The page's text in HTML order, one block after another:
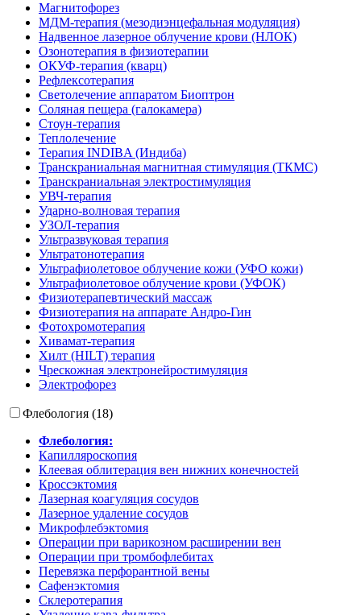
Магнитофорез
МДМ-терапия (мезодиэнцефальная модуляция)
Надвенное лазерное облучение крови (НЛОК)
Озонотерапия в физиотерапии
ОКУФ-терапия (кварц)
Рефлексотерапия
Светолечение аппаратом Биоптрон
Соляная пещера (галокамера)
Стоун-терапия
Теплолечение
Терапия INDIBA (Индиба)
Транскраниальная магнитная стимуляция (ТКМС)
Транскраниальная электростимуляция
УВЧ-терапия
Ударно-волновая терапия
УЗОЛ-терапия
Ультразвуковая терапия
Ультратонотерапия
Ультрафиолетовое облучение кожи (УФО кожи)
Ультрафиолетовое облучение крови (УФОК)
Физиотерапевтический массаж
Физиотерапия на аппарате Андро-Гин
Фотохромотерапия
Хивамат-терапия
Хилт (HILT) терапия
Чрескожная электронейростимуляция
Электрофорез
Флебология (18)
Флебология:
Капилляроскопия
Клеевая облитерация вен нижних конечностей
Кроссэктомия
Лазерная коагуляция сосудов
Лазерное удаление сосудов
Микрофлебэктомия
Операции при варикозном расширении вен
Операции при тромбофлебитах
Перевязка перфорантной вены
Сафенэктомия
Склеротерапия